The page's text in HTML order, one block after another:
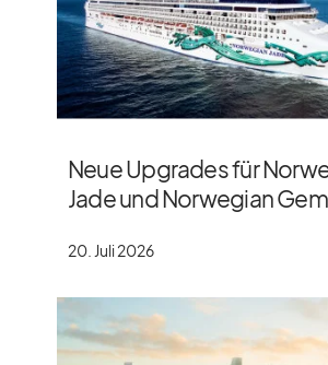
Neue Upgrades für
Jade und Norwegian Gem
20. Juli 2026